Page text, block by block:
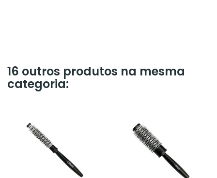
16 outros produtos na mesma
categoria: